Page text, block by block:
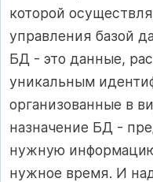
которой
управления базой
БД - это данные,
уникальным
организованные в
назначение БД -
нужную
нужное время. И